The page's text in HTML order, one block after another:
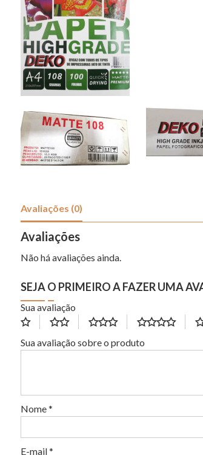
Avaliações (0)
Avaliações
Não há avaliações ainda.
SEJA O PRIMEIRO A FAZER UMA
Sua avaliação
Sua avaliação sobre o produto
Nome*
E-mail*